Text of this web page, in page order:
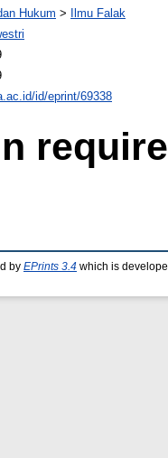
Hukum >
Ilmu Falak
id/eprint/69338
by EPrints 3.4 which is